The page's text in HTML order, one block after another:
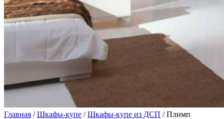
Главная /Шкафы-купе /Шкафы-купе из ДСП / Плимп